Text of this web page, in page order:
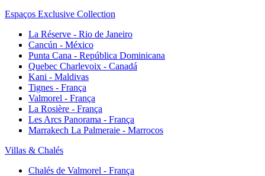
Espaços Exclusive Collection
La Réserve - Rio de Janeiro
Cancún - México
Punta Cana - República Dominicana
Quebec Charlevoix - Canadá
Kani - Maldivas
Tignes - França
Valmorel - França
La Rosière - França
Les Arcs Panorama - França
Marrakech La Palmeraie - Marrocos
Villas & Chalés
Chalés de Valmorel - França